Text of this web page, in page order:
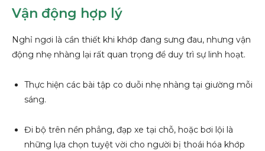
Vận động hợp lý
Nghỉ ngơi là cần thiết khi khớp đang sưng đau, nhưng vận
động nhẹ nhàng lại rất quan trọng để duy trì sự linh hoạt.
Thực hiện các bài tập co duỗi nhẹ nhàng tại giường mỗi
sáng.
Đi bộ trên nền phẳng, đạp xe tại chỗ, hoặc bơi lội là
những lựa chọn tuyệt vời cho người bị thoái hóa khớp